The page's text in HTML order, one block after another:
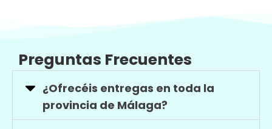
Preguntas Frecuentes
¿Ofrecéis entregas en toda la
provincia de Málaga?